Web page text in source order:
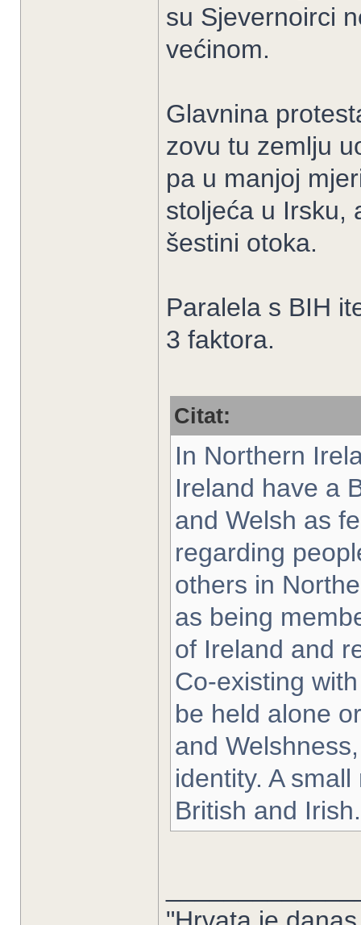
su Sjevernoirci
većinom.
Glavnina
zovu tu zemlju
pa u manjoj
stoljeća u Irsku,
šestini otoka.
Paralela s BIH
3 faktora.
Citat:
In Northern
Ireland have a
and Welsh as
regarding
others in
as being
of Ireland and
Co-existing
be held alone
and
identity. A
British and Irish.